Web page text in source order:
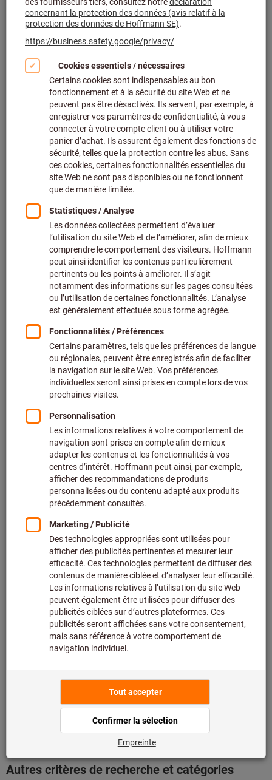
Cliquer pour agrandir l’image
Prix par 1 Unité
+ TVA en vigueur Prix et frais de livraison
Prix personnalisés pour les clients professionnels après
connexion.
Ajouter au panier
Délai de livraison estimé : 1 à 2 semaines
Veuillez noter le délai de livraison et les conseils
limités:
Nous commandons cet article pour vous directement
chez le fabricant, car il ne fait pas partie de notre
assortiment principal et n’est donc pas en stock chez
nous. Infos
Ajouter à la liste de favoris Partager l’article
Détails du produit
Description
Téléchargements et documents
Autres critères de recherche et catégories